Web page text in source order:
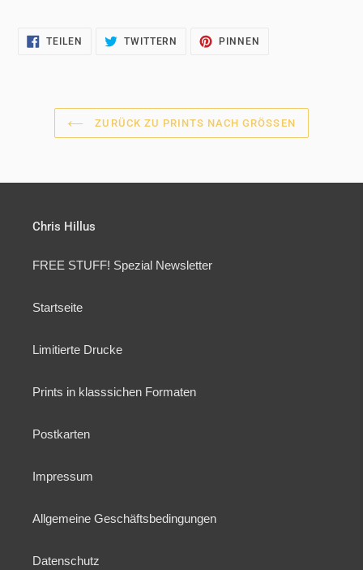
TEILEN
FACEBOOK
TWITTERN
TWITTER
PINNEN
ZURÜCK ZU PRINTS NACH GRÖSSEN
Chris Hillus
FREE STUFF! Spezial Newsletter
Startseite
Limitierte Drucke
Prints in klasssichen Formaten
Postkarten
Impressum
Allgemeine Geschäftsbedingungen
Datenschutz